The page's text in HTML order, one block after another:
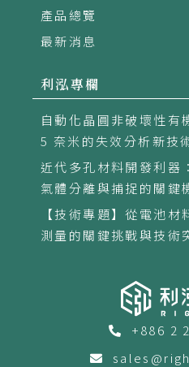
產品總覽
最新消息
利泓專欄
自動化晶圓非破壞性有
5 奈米的失效分析新技
近代多孔材料開發利器
氣體分離與捕捉的關鍵
【技術專題】從電池
測量的關鍵挑戰與技術
+886 2